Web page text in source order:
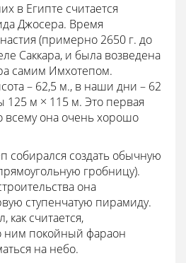
в Египте считается
Джосера. Время
(примерно 2650 г. до
Саккара, и была возведена
самим Имхотепом.
– 62,5 м., в наши дни – 62
м × 115 м. Это первая
всему она очень хорошо
собирался создать обычную
гробницу).
она
ступенчатую пирамиду.
считается,
ним покойный фараон
на небо.